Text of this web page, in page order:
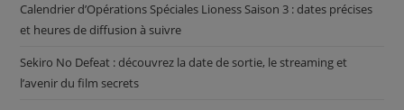
Calendrier d’Opérations Spéciales Lioness Saison 3 : dates précises
et heures de diffusion à suivre
Sekiro No Defeat : découvrez la date de sortie, le streaming et
l’avenir du film secrets